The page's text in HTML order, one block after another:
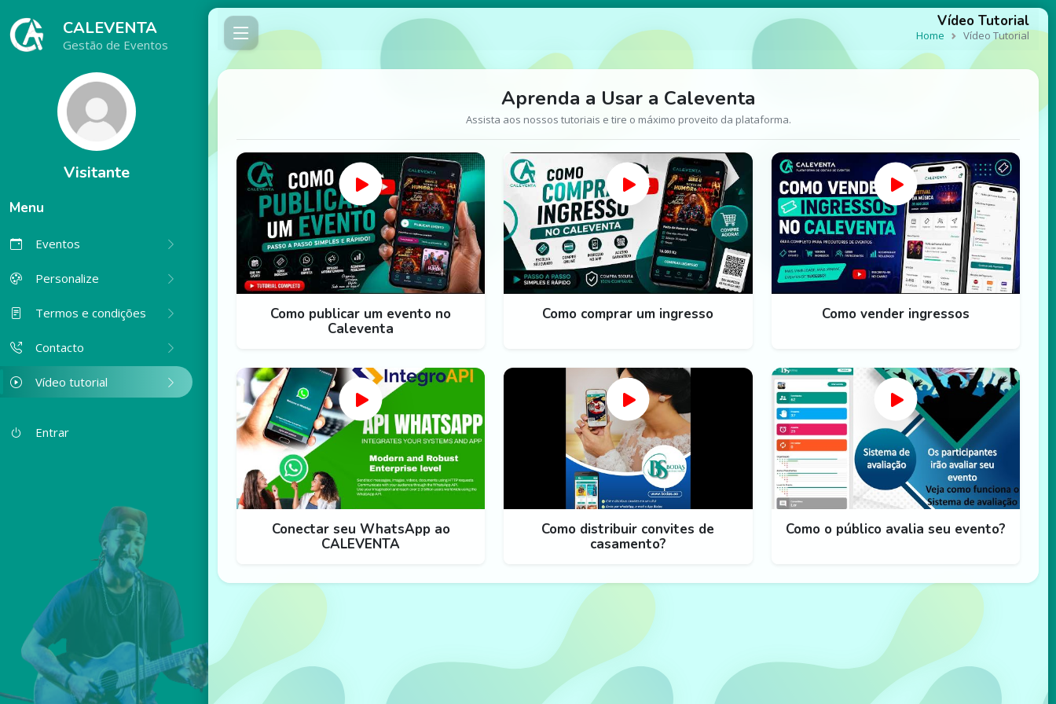
CALEVENTA
Gestão de Eventos
Visitante
Menu
Eventos
Personalize
Termos e condições
Contacto
Vídeo tutorial
Entrar
Vídeo Tutorial
Home Vídeo Tutorial
Aprenda a Usar a Caleventa
Assista aos nossos tutoriais e tire o máximo proveito da plataforma.
Como publicar um evento no
Caleventa
Como comprar um ingresso Como vender ingressos
Conectar seu WhatsApp ao
CALEVENTA
Como distribuir convites de
casamento?
Como o público avalia seu evento?